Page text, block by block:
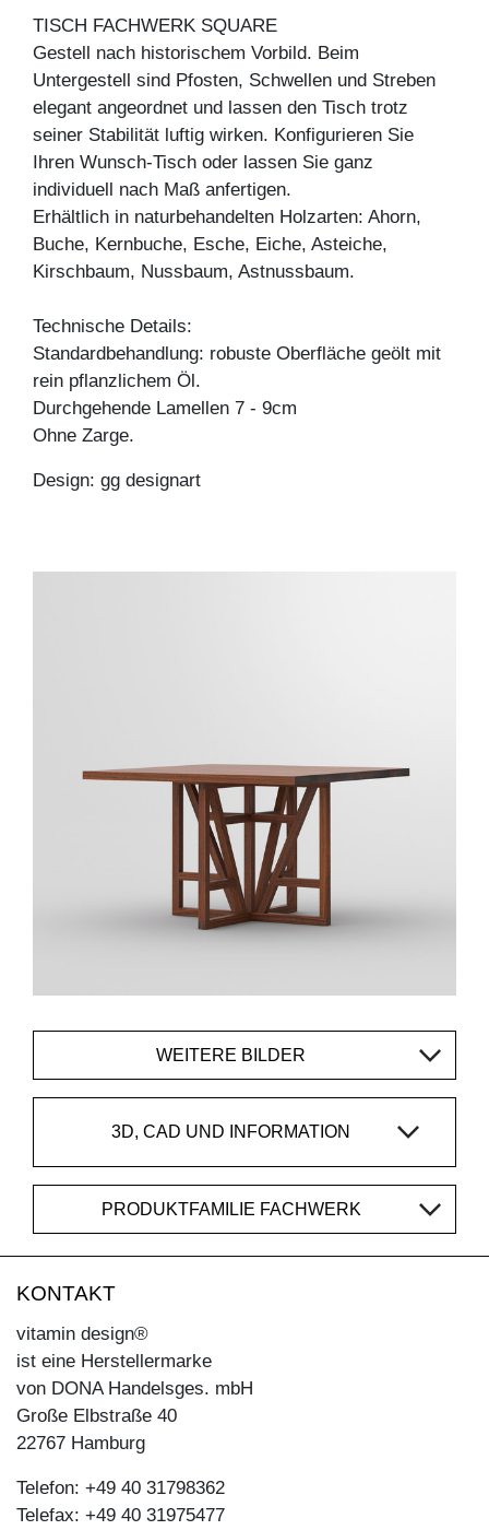
TISCH FACHWERK SQUARE
Gestell nach historischem Vorbild. Beim
Untergestell sind Pfosten, Schwellen und Streben
elegant angeordnet und lassen den Tisch trotz
seiner Stabilität luftig wirken. Konfigurieren Sie
Ihren Wunsch-Tisch oder lassen Sie ganz
individuell nach Maß anfertigen.
Erhältlich in naturbehandelten Holzarten: Ahorn,
Buche, Kernbuche, Esche, Eiche, Asteiche,
Kirschbaum, Nussbaum, Astnussbaum.
Technische Details:
Standardbehandlung: robuste Oberfläche geölt mit
rein pflanzlichem Öl.
Durchgehende Lamellen 7 - 9cm
Ohne Zarge.
Design: gg designart
WEITERE BILDER
3D, CAD UND INFORMATION
PRODUKTFAMILIE FACHWERK
KONTAKT
vitamin design®
ist eine Herstellermarke
von DONA Handelsges. mbH
Große Elbstraße 40
22767 Hamburg
Telefon: +49 40 31798362
Telefax: +49 40 31975477